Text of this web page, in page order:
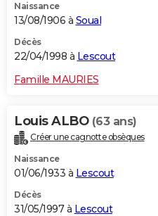
Naissance
13/08/1906 à Soual
Décès
22/04/1998 à Lescout
Famille MAURIES
Louis ALBO (63 ans)
Créer une cagnotte obsèques
Naissance
01/06/1933 à Lescout
Décès
31/05/1997 à Lescout